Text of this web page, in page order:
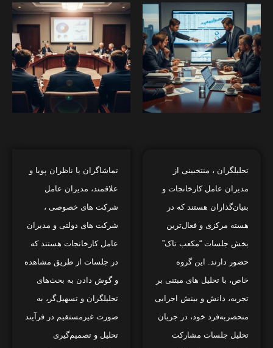
تحلیلگران ، منتخبینی از
مدیران عامل کارخانجات و
بنیان‌گذاران هستند که در
هسته مرکزی و فعال‌ترین
بخش جلسات “مکعب تاک”
حضور دارند. این گروه
خاص، با تحلیل های مبتنی بر
تجربه، دانش و بینش اجرایی
منحصربه‌فرد خود، در جریان
تحلیل جلسات مشارکت
تماشاگران یا ناظران پویا و
علاقمند، مدیران عامل
شرکت های خصوصی ،
شرکت های دولتی و مدیران
عامل کارخانجات هستند که
در جلسات از طریق مشاهده
و گوش دادن به بحث‌های
تحلیلگران و تسهیل‌گر، به
صورت غیرمستقیم در فرآیند
تحلیل و تصمیم‌گیری